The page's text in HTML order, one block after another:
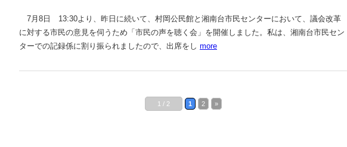
7月8日 13:30より、昨日に続いて、村岡公民館と湘南台市民センターにおいて、議会改革
に対する市民の意見を伺うため「市民の声を聴く会」を開催しました。私は、湘南台市民セン
ターでの記録係に割り振られましたので、出席をし more
1 / 2 1 2 »